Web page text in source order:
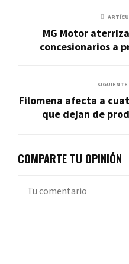
MG Motor
concesionarios a
Filomena afecta a
que dejan de
COMPARTE TU OPINIÓN